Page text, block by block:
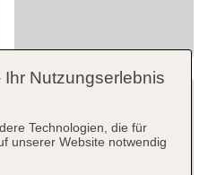
Nutzungserlebnis
Technologien, die für
unserer Website notwendig